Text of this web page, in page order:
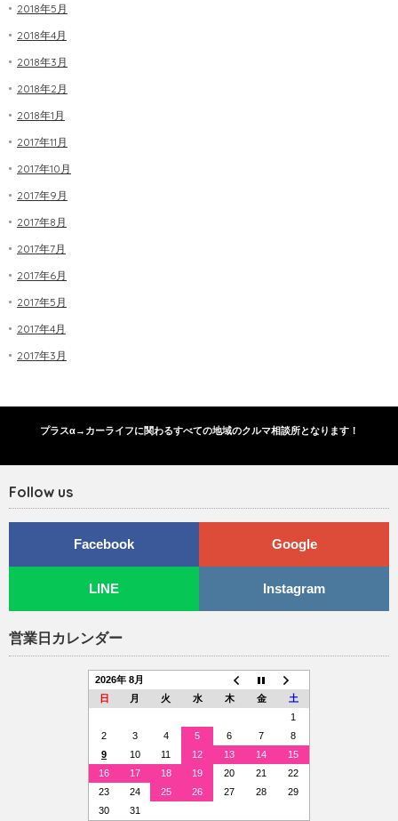
2018年5月
2018年4月
2018年3月
2018年2月
2018年1月
2017年11月
2017年10月
2017年9月
2017年8月
2017年7月
2017年6月
2017年5月
2017年4月
2017年3月
プラスα→カーライフに関わるすべての地域のクルマ相談所となります！
Follow us
Facebook Google
LINE Instagram
営業日カレンダー
2026年 8月
日
月 火 水 木 金
土
1
2
3 4 5 6 7
8
9
10 11 12 13 14
15
16
17 18 19 20 21
22
23
24 25 26 27 28
29
30
31